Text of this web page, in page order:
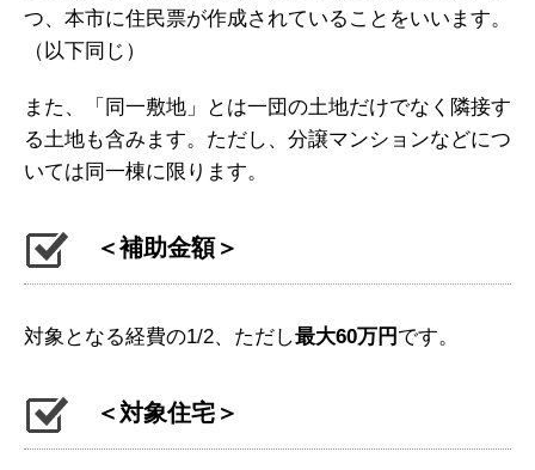
つ、本市に住民票が作成されていることをいいます。
（以下同じ）
また、「同一敷地」とは一団の土地だけでなく隣接す
る土地も含みます。ただし、分譲マンションなどにつ
いては同一棟に限ります。
＜補助金額＞
対象となる経費の1/2、ただし最大60万円 です。
＜対象住宅＞